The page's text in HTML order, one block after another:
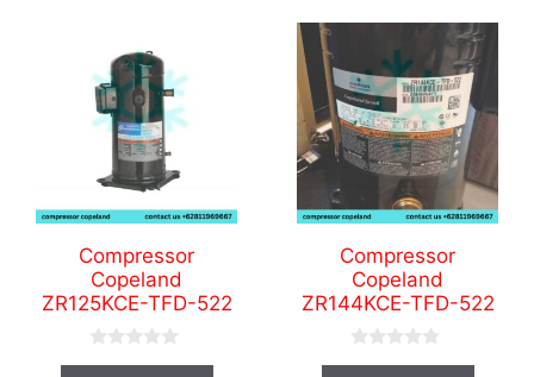
Compressor
Copeland
ZR125KCE-TFD-522
Compressor
Copeland
ZR144KCE-TFD-522